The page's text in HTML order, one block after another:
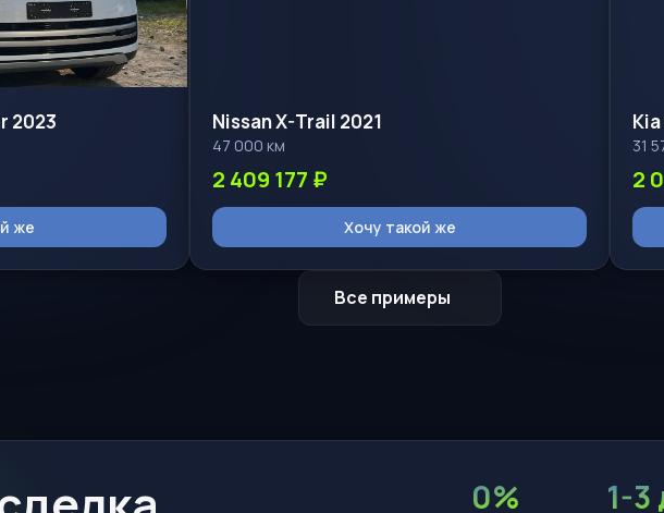
2023
же
Nissan X-Trail 2021
47 000 км
2 409 177 ₽
Хочу такой же
31
2
Все примеры
0% 1-3